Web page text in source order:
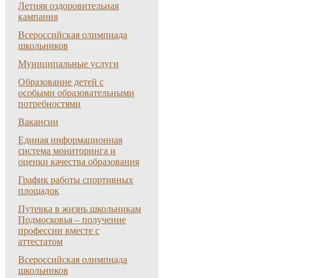
Летняя оздоровительная
кампания
Всероссийская олимпиада
школьников
Муниципальные услуги
Образование детей с
особыми образовательными
потребностями
Вакансии
Единая информационная
система мониторинга и
оценки качества образования
График работы спортивных
площадок
Путевка в жизнь школьникам
Подмосковья – получение
профессии вместе с
аттестатом
Всероссийская олимпиада
школьников